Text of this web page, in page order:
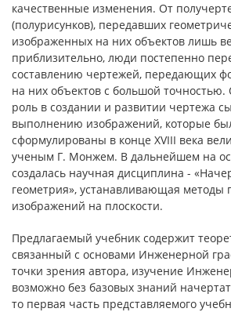
качественные изменения. От
(полурисунков), передавших
изображенных на них объектов лишь
приблизительно, люди постепенно
составлению чертежей, передающих
на них объектов с большой
роль в создании и развитии чертежа
выполнению изображений, которые
сформулированы в конце XVIII века
ученым Г. Монжем. В дальнейшем на
создалась научная дисциплина -
геометрия», устанавливающая методы
изображений на плоскости.
Предлагаемый учебник содержит
связанный с основами Инженерной
точки зрения автора, изучение
возможно без базовых знаний
то первая часть представляемого